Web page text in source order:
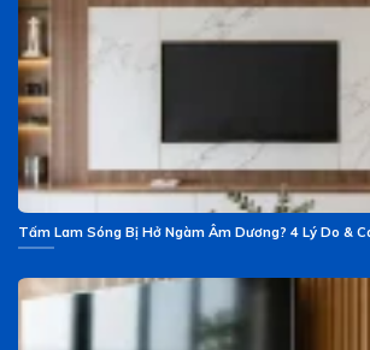
Tấm Lam Sóng Bị Hở Ngàm Âm Dương? 4 Lý Do &